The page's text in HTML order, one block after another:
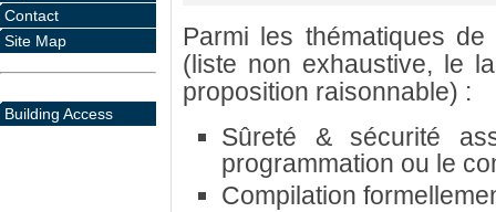
Parmi les thématiques
(liste non exhaustive, le
proposition raisonnable) :
Sûreté & sécurité
programmation ou le
Compilation
Contact
Site Map
Building Access